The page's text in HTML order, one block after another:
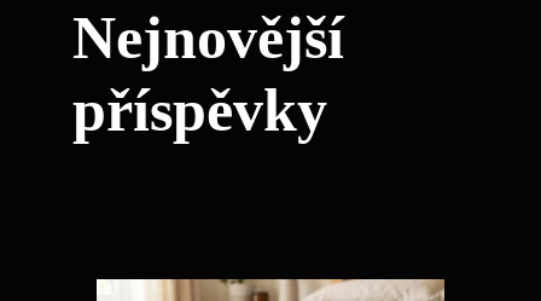
Nejnovější
příspěvky